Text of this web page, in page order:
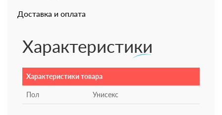
Доставка и оплата
Характеристики
Характеристики товара
Пол Унисекс